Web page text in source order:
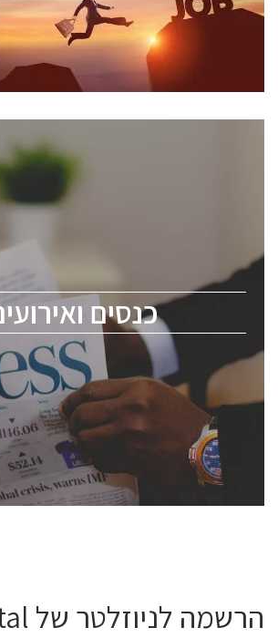
כנסים
כנסים
לכל העוסקים בתעשיית הסמיקונדקטור
be held on May 12-13, 2026. The
intended for everyone involved in the
industry, including engineers,
experts, and senior executives.
לחץ לפרטים
הרשמה לניוזלטר של ChiPortal